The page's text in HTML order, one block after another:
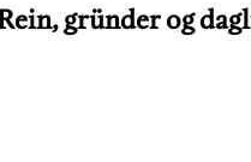
gründer og